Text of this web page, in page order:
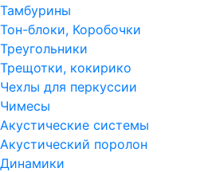
Тамбурины
Тон-блоки, Коробочки
Треугольники
Трещотки, кокирико
Чехлы для перкуссии
Чимесы
Акустические системы
Акустический поролон
Динамики